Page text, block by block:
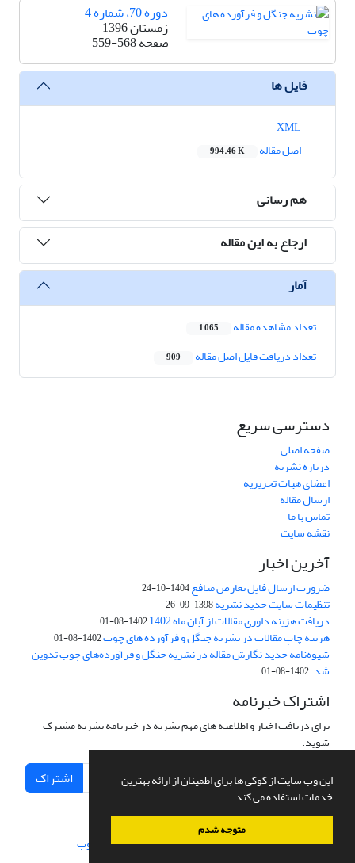
این وب سایت از کوکی ها برای اطمینان از ارائه بهترین
خدمات استفاده می کند.
متوجه شدم
دوره 70، شماره 4
زمستان 1396
صفحه559-568
فایل ها
اصل مقاله
994.46 K
هم رسانی
ارجاع به این مقاله
آمار
تعداد مشاهده مقاله 1,065
تعداد دریافت فایل اصل مقاله 909
دسترسی سریع
صفحه اصلی
درباره نشریه
اعضای هیات تحریریه
ارسال مقاله
تماس با ما
نقشه سایت
آخرین اخبار
ضرورت ارسال فایل تعارض منافع1404-10-24
تنظیمات سایت جدید نشریه1398-09-26
دریافت هزینه داوری مقالات از آبان ماه 1402 1402-08-01
هزینه چاپ مقالات در نشریه جنگل و فرآورده های چوب1402-08-01
شیوه‌نامه جدید نگارش مقاله در نشریه جنگل و فرآورده‌های چوب تدوین
شد.1402-08-01
اشتراک خبرنامه
برای دریافت اخبار و اطلاعیه های مهم نشریه در خبرنامه نشریه مشترک
شوید.
اشتراک
سامانه مدیریت نشریات علمی.طراحی و پیاده سازی از سیناوب